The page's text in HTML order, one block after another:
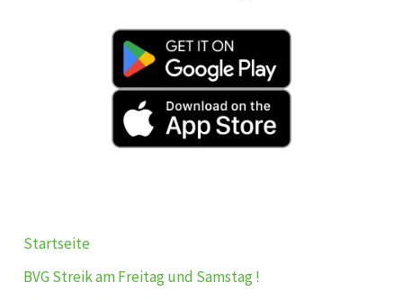
Startseite
BVG Streik am Freitag und Samstag !